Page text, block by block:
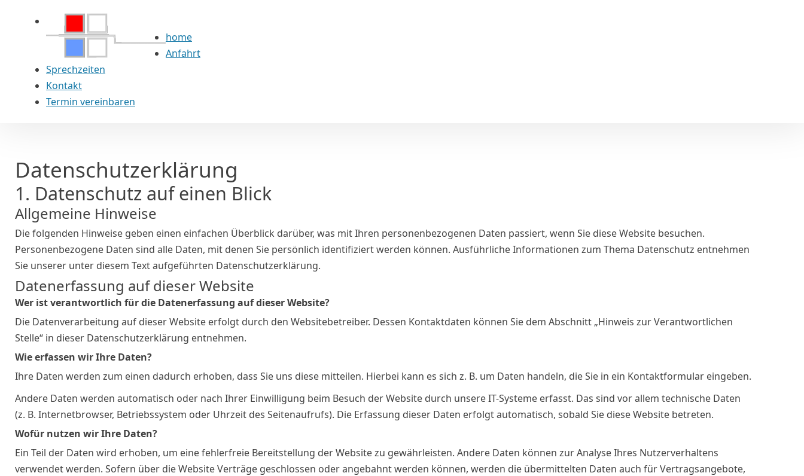
home
Anfahrt
Sprechzeiten
Kontakt
Termin vereinbaren
Datenschutz­erklärung
1. Datenschutz auf einen Blick
Allgemeine Hinweise
Die folgenden Hinweise geben einen einfachen Überblick darüber, was mit Ihren personenbezogenen Daten passiert, wenn Sie diese Website besuchen.
Personenbezogene Daten sind alle Daten, mit denen Sie persönlich identifiziert werden können. Ausführliche Informationen zum Thema Datenschutz entnehmen
Sie unserer unter diesem Text aufgeführten Datenschutzerklärung.
Datenerfassung auf dieser Website
Wer ist verantwortlich für die Datenerfassung auf dieser Website?
Die Datenverarbeitung auf dieser Website erfolgt durch den Websitebetreiber. Dessen Kontaktdaten können Sie dem Abschnitt „Hinweis zur Verantwortlichen
Stelle“ in dieser Datenschutzerklärung entnehmen.
Wie erfassen wir Ihre Daten?
Ihre Daten werden zum einen dadurch erhoben, dass Sie uns diese mitteilen. Hierbei kann es sich z. B. um Daten handeln, die Sie in ein Kontaktformular eingeben.
Andere Daten werden automatisch oder nach Ihrer Einwilligung beim Besuch der Website durch unsere IT-Systeme erfasst. Das sind vor allem technische Daten
(z. B. Internetbrowser, Betriebssystem oder Uhrzeit des Seitenaufrufs). Die Erfassung dieser Daten erfolgt automatisch, sobald Sie diese Website betreten.
Wofür nutzen wir Ihre Daten?
Ein Teil der Daten wird erhoben, um eine fehlerfreie Bereitstellung der Website zu gewährleisten. Andere Daten können zur Analyse Ihres Nutzerverhaltens
verwendet werden. Sofern über die Website Verträge geschlossen oder angebahnt werden können, werden die übermittelten Daten auch für Vertragsangebote,